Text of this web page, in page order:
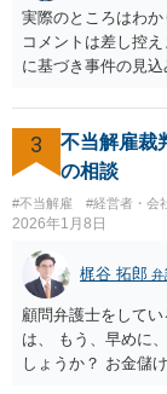
を行い、改善を促
み切る等段階的に
性が高まります。
うわけではありま
相応に高い能力を
低い新卒の社員と比
判断が比較的甘く
度人材の中途社員
となります。 今回
無期雇用契約では
る、業務委託契約
（※業務委託契約
用契約関係である
生にもご相談の上慎
実際のところはわ
コメントは差し控
に基づき事件の見
れを経営者自身が
書きのような経営
根本的には弁護士
思います。実際、
伝えしても考えを変
理人として説明説
ら、事件がうまく
ということも多い
の良いものではな
的にはお分かりい
相談者さんが、今
り経営者の考えが
3
不当解雇裁
の相談
#不当解雇 #経営者・会
2026年1月8日
梶谷 拓郎 弁
顧問弁護士をして
は、 もう、早めに
しょうか？ お金儲